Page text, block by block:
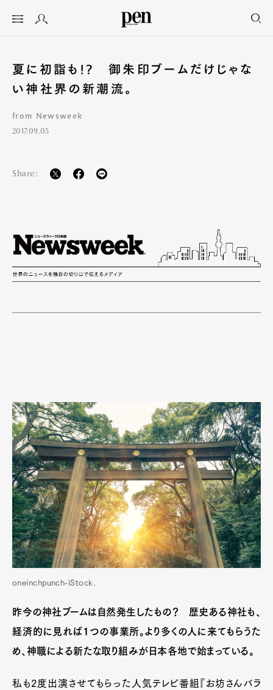
夏に初詣も!? 御朱印ブームだけじゃな
い神社界の新潮流。
from Newsweek
2017.09.05
Share:
oneinchpunch-iStock.
昨今の神社ブームは自然発生したもの？ 歴史ある神社も、
経済的に見れば1つの事業所。より多くの人に来てもらうた
め、神職による新たな取り組みが日本各地で始まっている。
私も2度出演させてもらった人気テレビ番組『お坊さんバラ